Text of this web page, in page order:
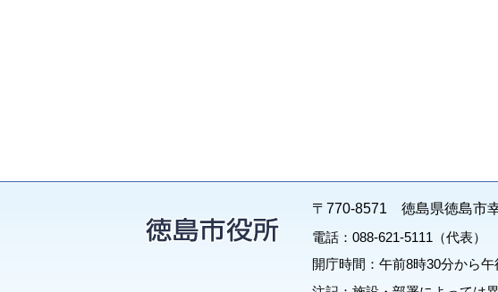
〒770-8571 徳島県徳島市
電話：088-621-5111（代表）
開庁時間：午前8時30分から